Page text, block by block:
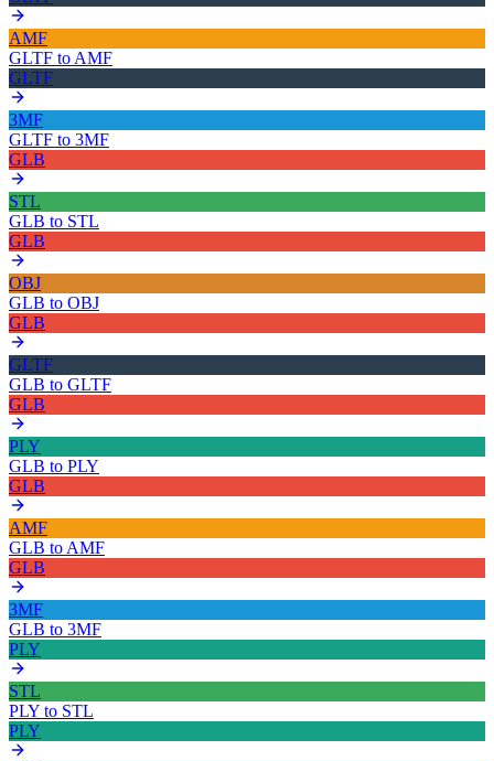
AMF
GLTF to AMF
GLTF
3MF
GLTF to 3MF
GLB
STL
GLB to STL
GLB
OBJ
GLB to OBJ
GLB
GLTF
GLB to GLTF
GLB
PLY
GLB to PLY
GLB
AMF
GLB to AMF
GLB
3MF
GLB to 3MF
PLY
STL
PLY to STL
PLY